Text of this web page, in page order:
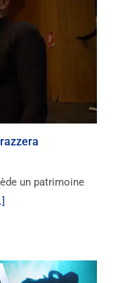
un patrimoine